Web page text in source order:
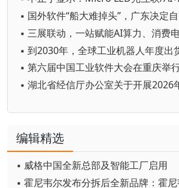
▪ 国外软件“船大难掉头”，广东决定
▪ 第六届中国工业软件大会在重庆举
编辑精选
▪ 威格中国全新总部及智能工厂启用